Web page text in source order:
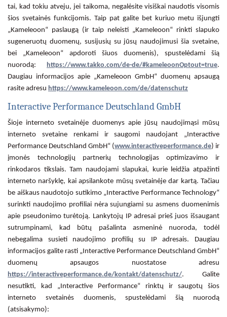
tai, kad tokiu atveju, jei taikoma, negalėsite visiškai naudotis visomis
šios svetainės funkcijomis. Taip pat galite bet kuriuo metu išjungti
„Kameleoon“ paslaugą (ir taip neleisti „Kameleoon“ rinkti slapuko
sugeneruotų duomenų, susijusių su jūsų naudojimusi šia svetaine,
bei „Kameleoon“ apdoroti šiuos duomenis), spustelėdami šią
nuorodą: https://www.takko.com/de-de/#kameleoonOptout=true.
Daugiau informacijos apie „Kameleoon GmbH“ duomenų apsaugą
rasite adresu https://www.kameleoon.com/de/datenschutz
Interactive Performance Deutschland GmbH
Šioje interneto svetainėje duomenys apie jūsų naudojimąsi mūsų
interneto svetaine renkami ir saugomi naudojant „Interactive
Performance Deutschland GmbH“ (www.interactiveperformance.de) ir
įmonės technologijų partnerių technologijas optimizavimo ir
rinkodaros tikslais. Tam naudojami slapukai, kurie leidžia atpažinti
interneto naršyklę, kai apsilankote mūsų svetainėje dar kartą. Tačiau
be aiškaus naudotojo sutikimo „Interactive Performance Technology“
surinkti naudojimo profiliai nėra sujungiami su asmens duomenimis
apie pseudonimo turėtoją. Lankytojų IP adresai prieš juos išsaugant
sutrumpinami, kad būtų pašalinta asmeninė nuoroda, todėl
nebegalima susieti naudojimo profilių su IP adresais. Daugiau
informacijos galite rasti „Interactive Performance Deutschland GmbH“
duomenų apsaugos nuostatose adresu
https://interactiveperformance.de/kontakt/datenschutz/. Galite
nesutikti, kad „Interactive Performance“ rinktų ir saugotų šios
interneto svetainės duomenis, spustelėdami šią nuorodą
(atsisakymo):